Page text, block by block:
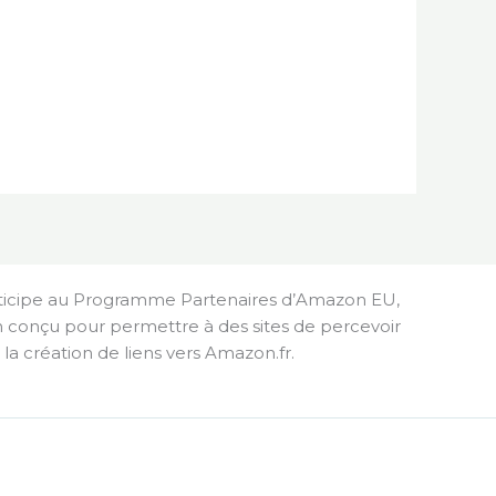
au Programme Partenaires d’Amazon EU,
conçu pour permettre à des sites de percevoir
création de liens vers Amazon.fr.